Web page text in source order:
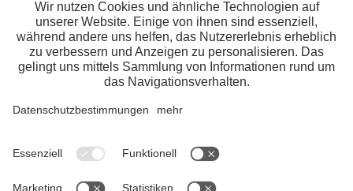
Mwst.-Nr. IT01140600212 | CIN: